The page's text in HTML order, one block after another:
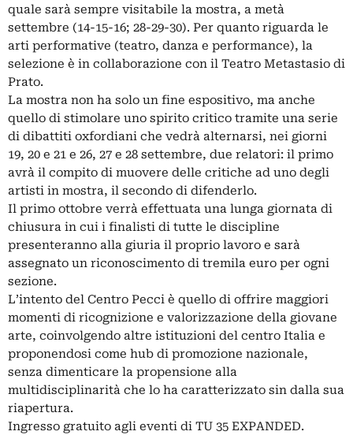
quale sarà sempre visitabile la mostra, a metà
settembre (14-15-16; 28-29-30). Per quanto riguarda le
arti performative (teatro, danza e performance), la
selezione è in collaborazione con il Teatro Metastasio di
Prato.
La mostra non ha solo un fine espositivo, ma anche
quello di stimolare uno spirito critico tramite una serie
di dibattiti oxfordiani che vedrà alternarsi, nei giorni
19, 20 e 21 e 26, 27 e 28 settembre, due relatori: il primo
avrà il compito di muovere delle critiche ad uno degli
artisti in mostra, il secondo di difenderlo.
Il primo ottobre verrà effettuata una lunga giornata di
chiusura in cui i finalisti di tutte le discipline
presenteranno alla giuria il proprio lavoro e sarà
assegnato un riconoscimento di tremila euro per ogni
sezione.
L’intento del Centro Pecci è quello di offrire maggiori
momenti di ricognizione e valorizzazione della giovane
arte, coinvolgendo altre istituzioni del centro Italia e
proponendosi come hub di promozione nazionale,
senza dimenticare la propensione alla
multidisciplinarità che lo ha caratterizzato sin dalla sua
riapertura.
Ingresso gratuito agli eventi di TU 35 EXPANDED.